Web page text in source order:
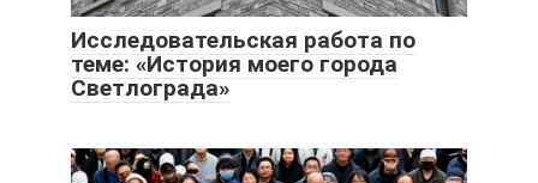
Исследовательская работа по
теме: «История моего города
Светлограда»